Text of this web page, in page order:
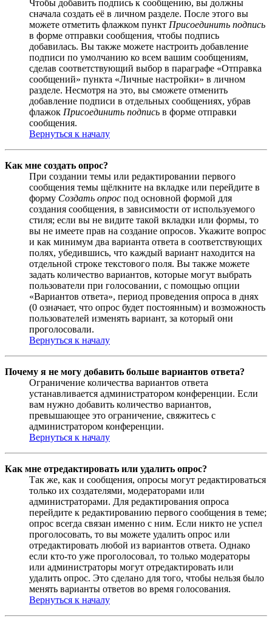
Чтобы добавить подпись к сообщению, вы должны
сначала создать её в личном разделе. После этого вы
можете отметить флажком пункт Присоединить подпись
в форме отправки сообщения, чтобы подпись
добавилась. Вы также можете настроить добавление
подписи по умолчанию ко всем вашим сообщениям,
сделав соответствующий выбор в параграфе «Отправка
сообщений» пункта «Личные настройки» в личном
разделе. Несмотря на это, вы сможете отменить
добавление подписи в отдельных сообщениях, убрав
флажок Присоединить подпись в форме отправки
сообщения.
Вернуться к началу
Как мне создать опрос?
При создании темы или редактировании первого
сообщения темы щёлкните на вкладке или перейдите в
форму Создать опрос под основной формой для
создания сообщения, в зависимости от используемого
стиля; если вы не видите такой вкладки или формы, то
вы не имеете прав на создание опросов. Укажите вопрос
и как минимум два варианта ответа в соответствующих
полях, убедившись, что каждый вариант находится на
отдельной строке текстового поля. Вы также можете
задать количество вариантов, которые могут выбрать
пользователи при голосовании, с помощью опции
«Вариантов ответа», период проведения опроса в днях
(0 означает, что опрос будет постоянным) и возможность
пользователей изменять вариант, за который они
проголосовали.
Вернуться к началу
Почему я не могу добавить больше вариантов ответа?
Ограничение количества вариантов ответа
устанавливается администратором конференции. Если
вам нужно добавить количество вариантов,
превышающее это ограничение, свяжитесь с
администратором конференции.
Вернуться к началу
Как мне отредактировать или удалить опрос?
Так же, как и сообщения, опросы могут редактироваться
только их создателями, модераторами или
администраторами. Для редактирования опроса
перейдите к редактированию первого сообщения в теме;
опрос всегда связан именно с ним. Если никто не успел
проголосовать, то вы можете удалить опрос или
отредактировать любой из вариантов ответа. Однако
если кто-то уже проголосовал, то только модераторы
или администраторы могут отредактировать или
удалить опрос. Это сделано для того, чтобы нельзя было
менять варианты ответов во время голосования.
Вернуться к началу